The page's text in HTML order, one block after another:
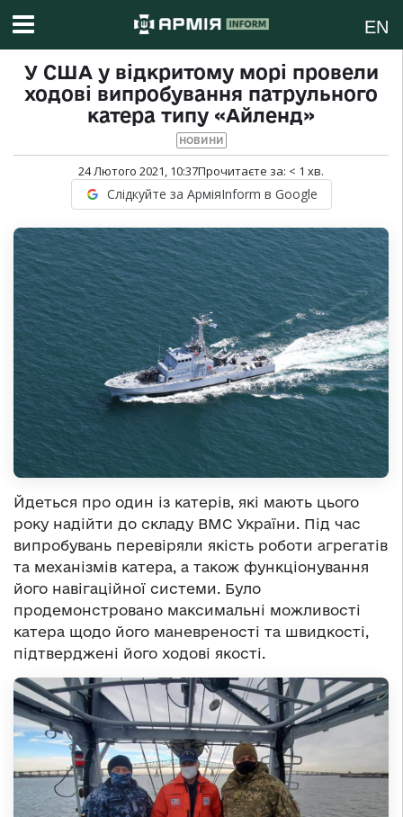
EN
У США у відкритому морі провели
ходові випробування патрульного
катера типу «Айленд»
НОВИНИ
24 Лютого 2021, 10:37Прочитаєте за: < 1 хв.
Слідкуйте за АрміяInform в Google
Йдеться про один із катерів, які мають цього
року надійти до складу ВМС України. Під час
випробувань перевіряли якість роботи агрегатів
та механізмів катера, а також функціонування
його навігаційної системи. Було
продемонстровано максимальні можливості
катера щодо його маневреності та швидкості,
підтверджені його ходові якості.